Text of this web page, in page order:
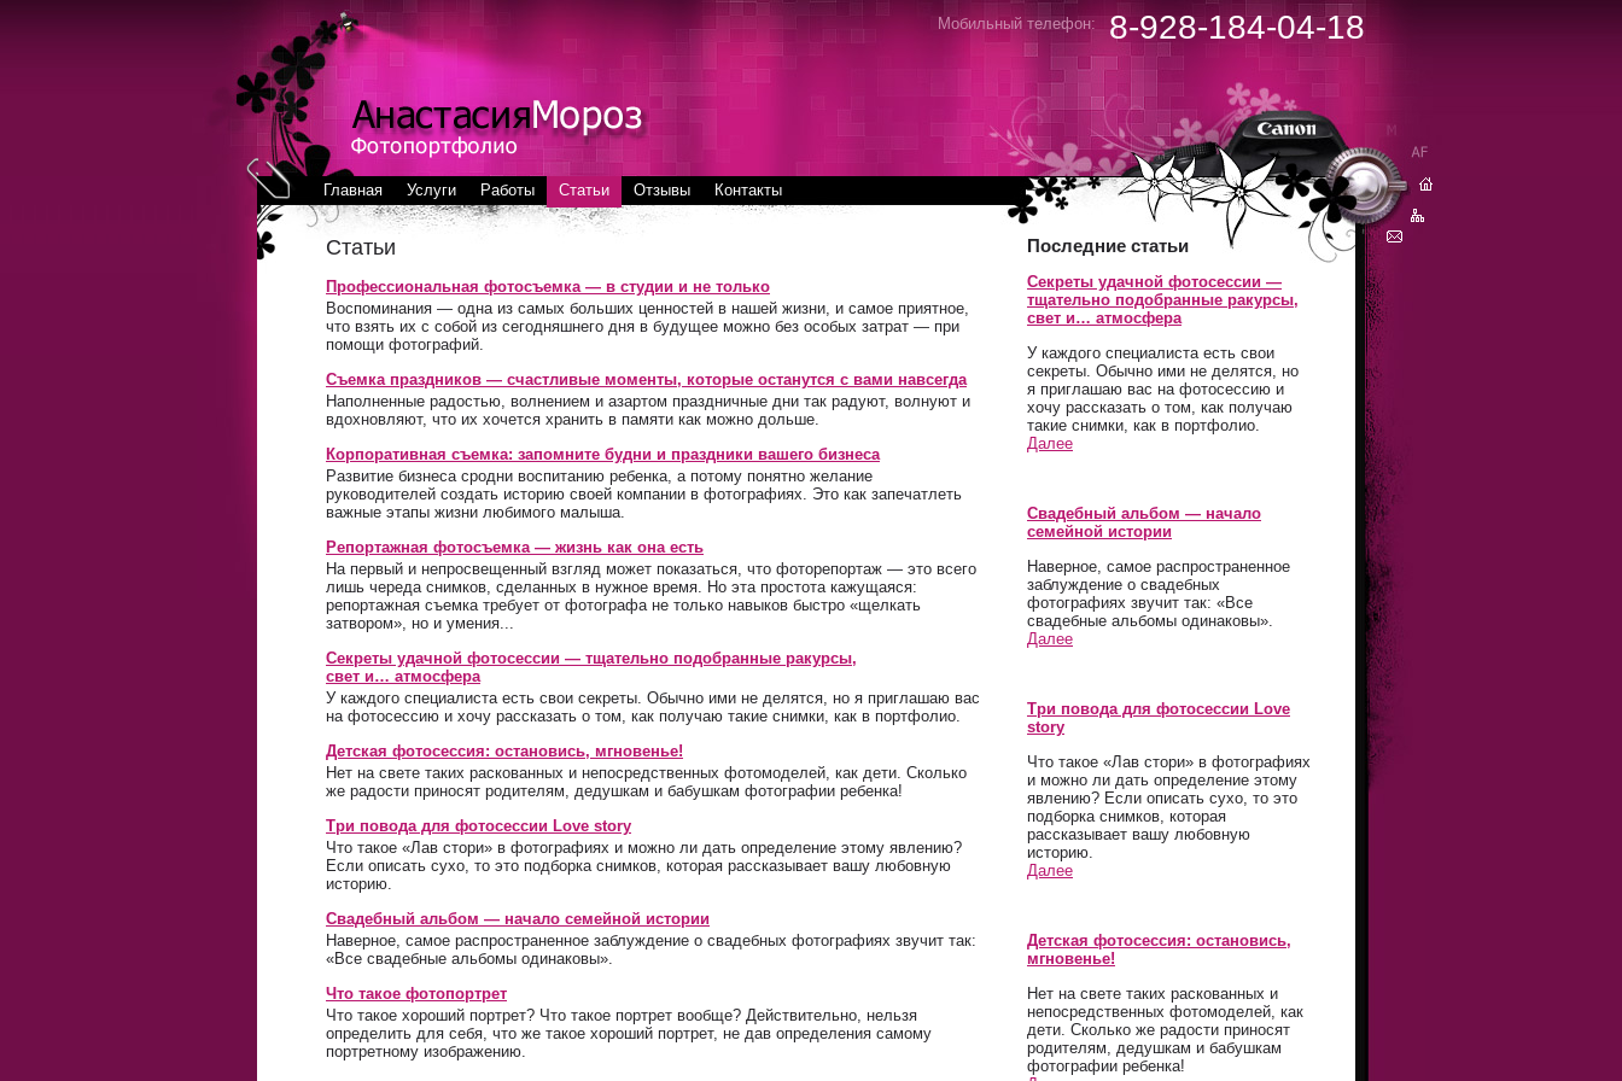
Мобильный телефон: 8-928-184-04-18
Главная Услуги Работы Статьи Отзывы Контакты
Статьи
Профессиональная фотосъемка — в студии и не только
Воспоминания — одна из самых больших ценностей в нашей жизни, и самое приятное,
что взять их с собой из сегодняшнего дня в будущее можно без особых затрат — при
помощи фотографий.
Съемка праздников — счастливые моменты, которые останутся с вами навсегда
Наполненные радостью, волнением и азартом праздничные дни так радуют, волнуют и
вдохновляют, что их хочется хранить в памяти как можно дольше.
Корпоративная съемка: запомните будни и праздники вашего бизнеса
Развитие бизнеса сродни воспитанию ребенка, а потому понятно желание
руководителей создать историю своей компании в фотографиях. Это как запечатлеть
важные этапы жизни любимого малыша.
Репортажная фотосъемка — жизнь как она есть
На первый и непросвещенный взгляд может показаться, что фоторепортаж — это всего
лишь череда снимков, сделанных в нужное время. Но эта простота кажущаяся:
репортажная съемка требует от фотографа не только навыков быстро «щелкать
затвором», но и умения...
Секреты удачной фотосессии — тщательно подобранные ракурсы,
свет и… атмосфера
У каждого специалиста есть свои секреты. Обычно ими не делятся, но я приглашаю вас
на фотосессию и хочу рассказать о том, как получаю такие снимки, как в портфолио.
Детская фотосессия: остановись, мгновенье!
Нет на свете таких раскованных и непосредственных фотомоделей, как дети. Сколько
же радости приносят родителям, дедушкам и бабушкам фотографии ребенка!
Три повода для фотосессии Love story
Что такое «Лав стори» в фотографиях и можно ли дать определение этому явлению?
Если описать сухо, то это подборка снимков, которая рассказывает вашу любовную
историю.
Свадебный альбом — начало семейной истории
Наверное, самое распространенное заблуждение о свадебных фотографиях звучит так:
«Все свадебные альбомы одинаковы».
Что такое фотопортрет
Что такое хороший портрет? Что такое портрет вообще? Действительно, нельзя
определить для себя, что же такое хороший портрет, не дав определения самому
портретному изображению.
Последние статьи
Секреты удачной фотосессии —
тщательно подобранные ракурсы,
свет и… атмосфера
У каждого специалиста есть свои
секреты. Обычно ими не делятся, но
я приглашаю вас на фотосессию и
хочу рассказать о том, как получаю
такие снимки, как в портфолио.
Далее
Свадебный альбом — начало
семейной истории
Наверное, самое распространенное
заблуждение о свадебных
фотографиях звучит так: «Все
свадебные альбомы одинаковы».
Далее
Три повода для фотосессии Love
story
Что такое «Лав стори» в фотографиях
и можно ли дать определение этому
явлению? Если описать сухо, то это
подборка снимков, которая
рассказывает вашу любовную
историю.
Далее
Детская фотосессия: остановись,
мгновенье!
Нет на свете таких раскованных и
непосредственных фотомоделей, как
дети. Сколько же радости приносят
родителям, дедушкам и бабушкам
фотографии ребенка!